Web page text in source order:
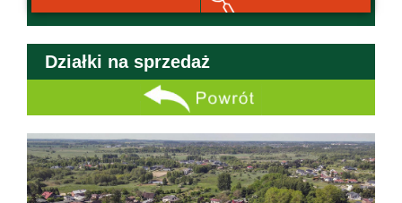
Działki na sprzedaż